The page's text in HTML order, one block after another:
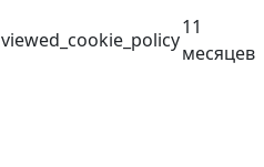
viewed_cookie_policy
11
месяцев